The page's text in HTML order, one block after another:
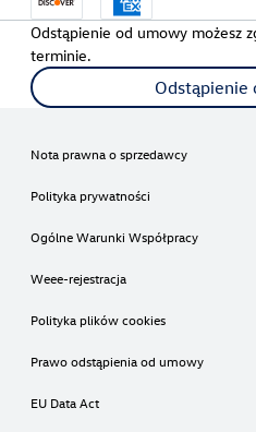
Odstąpienie od umowy możesz
terminie.
Odstąpienie
Nota prawna o sprzedawcy
Polityka prywatności
Ogólne Warunki Współpracy
Weee-rejestracja
Polityka plików cookies
Prawo odstąpienia od umowy
EU Data Act